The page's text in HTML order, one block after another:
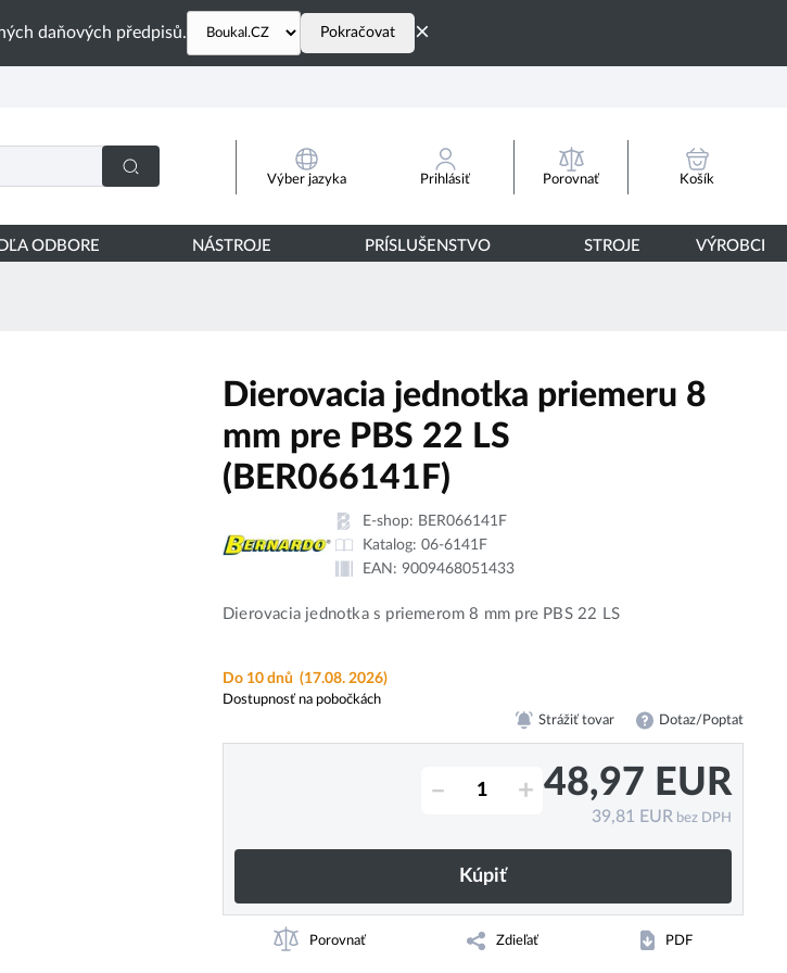
daňových předpisů. Pokračovat ×
Výber jazyka Prihlásiť Porovnať Košík
ODBORE NÁSTROJE PRÍSLUŠENSTVO STROJE VÝROBCI
Dierovacia jednotka priemeru 8
mm pre PBS 22 LS
(BER066141F)
E-shop: BER066141F
Katalog: 06-6141F
EAN: 9009468051433
Dierovacia jednotka s priemerom 8 mm pre PBS 22 LS
Do 10 dnů (17.08. 2026)
Dostupnosť na pobočkách
Strážiť tovar Dotaz/Poptat
– + 48,97 EUR
39,81 EUR bez DPH
Kúpiť
Porovnať Zdieľať PDF